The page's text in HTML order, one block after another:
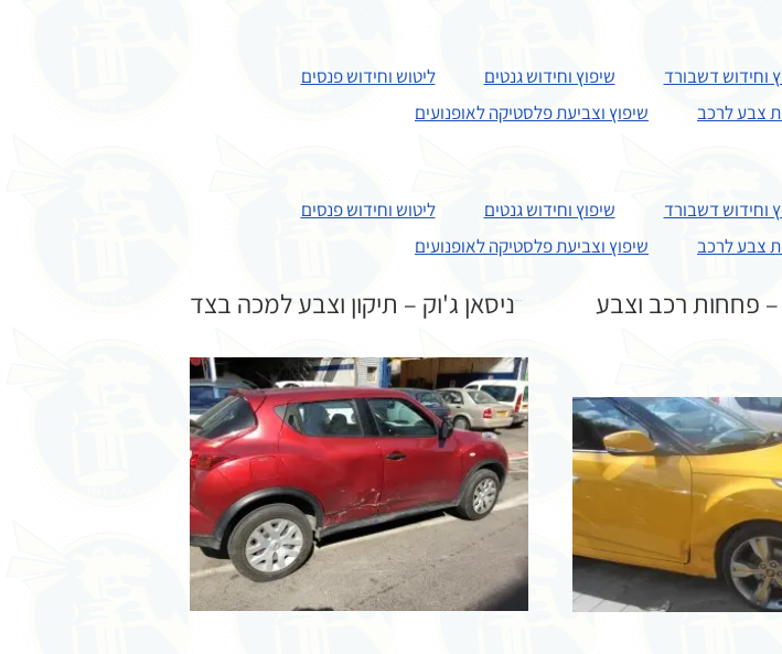
וחידוש דשבורד שיפוץ וחידוש גנטים
ליטוש וחידוש פנסים
צבע לרכב שיפוץ וצביעת פלסטיקה לאופנועים
וחידוש דשבורד שיפוץ וחידוש גנטים
ליטוש וחידוש פנסים
צבע לרכב שיפוץ וצביעת פלסטיקה לאופנועים
– פחחות רכב וצבע
ניסאן ג'וק – תיקון וצבע למכה בצד